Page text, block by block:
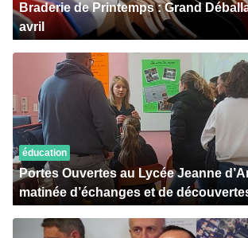
Braderie de Printemps : Grand
avril
éducation
Portes Ouvertes au Lycée Jeanne
matinée d’échanges et de